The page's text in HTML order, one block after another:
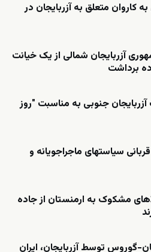
کاروان متعلق به آزربایجان در
آزربایجان شمالی از یک خیانت
برداشت
جنوبی به مناسبت "روز
سیاستهای ماجراجویانه و
مشکوک به ارمنستان از جاده
گوروس توسط آزربایجان، ایران